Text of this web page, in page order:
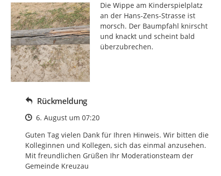
Die Wippe am Kinderspielplatz
an der Hans-Zens-Strasse ist
morsch. Der Baumpfahl knirscht
und knackt und scheint bald
überzubrechen.
Rückmeldung
Zeitpunkt des Erstellens
6. August um 07:20
Guten Tag vielen Dank für Ihren Hinweis. Wir bitten die
Kolleginnen und Kollegen, sich das einmal anzusehen.
Mit freundlichen Grüßen Ihr Moderationsteam der
Gemeinde Kreuzau